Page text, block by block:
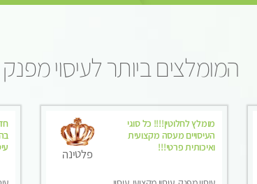
המומלצים ביותר לעיסוי
מומלץ לחלוטין!!!! כל סוגי
העיסויים מעסה מקצועית
ואיכותית פרטי!!!
פלטינה